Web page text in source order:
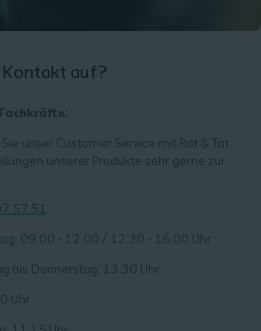
Kontakt auf?
unser Customer Service mit Rat & Tat
unserer Produkte sehr gerne zur
57 51
09.00 - 12.00 / 12.30 - 16.00 Uhr
bis Donnerstag: 13.30 Uhr
Uhr